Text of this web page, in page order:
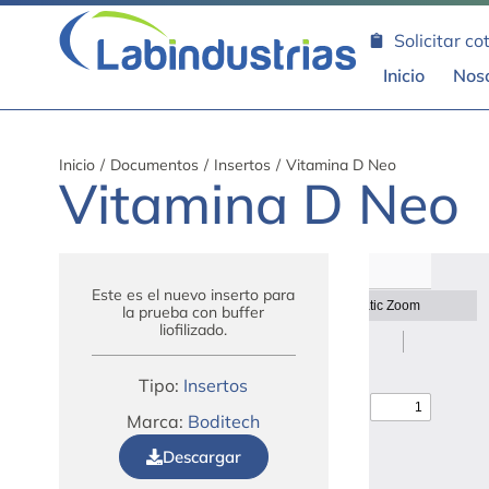
Solicitar
Inicio
Inicio / Documentos / Insertos / Vitamina D Neo
Vitamina D Neo
Este es el nuevo inserto para
la prueba con buffer
liofilizado.
Tipo: Insertos
Marca: Boditech
Descargar